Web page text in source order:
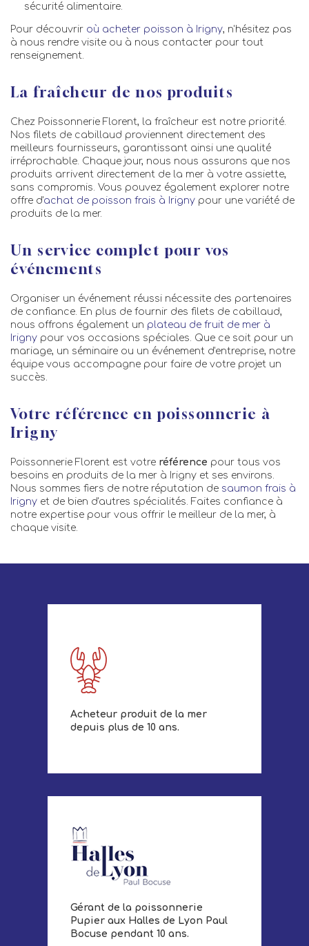
sécurité alimentaire.
Pour découvrir où acheter poisson à Irigny, n'hésitez pas
à nous rendre visite ou à nous contacter pour tout
renseignement.
La fraîcheur de nos produits
Chez Poissonnerie Florent, la fraîcheur est notre priorité.
Nos filets de cabillaud proviennent directement des
meilleurs fournisseurs, garantissant ainsi une qualité
irréprochable. Chaque jour, nous nous assurons que nos
produits arrivent directement de la mer à votre assiette,
sans compromis. Vous pouvez également explorer notre
offre d'achat de poisson frais à Irigny pour une variété de
produits de la mer.
Un service complet pour vos
événements
Organiser un événement réussi nécessite des partenaires
de confiance. En plus de fournir des filets de cabillaud,
nous offrons également un plateau de fruit de mer à
Irigny pour vos occasions spéciales. Que ce soit pour un
mariage, un séminaire ou un événement d'entreprise, notre
équipe vous accompagne pour faire de votre projet un
succès.
Votre référence en poissonnerie à
Irigny
Poissonnerie Florent est votre référence pour tous vos
besoins en produits de la mer à Irigny et ses environs.
Nous sommes fiers de notre réputation de saumon frais à
Irigny et de bien d'autres spécialités. Faites confiance à
notre expertise pour vous offrir le meilleur de la mer, à
chaque visite.
Acheteur produit de la mer
depuis plus de 10 ans.
Gérant de la poissonnerie
Pupier aux Halles de Lyon Paul
Bocuse pendant 10 ans.